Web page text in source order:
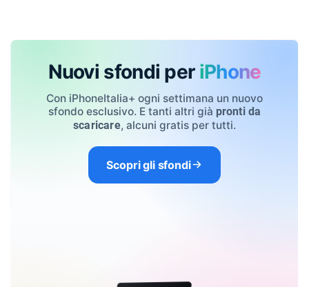
Nuovi sfondi per iPhone
Con iPhoneItalia+ ogni settimana un nuovo
sfondo esclusivo. E tanti altri già pronti da
scaricare, alcuni gratis per tutti.
Scopri gli sfondi